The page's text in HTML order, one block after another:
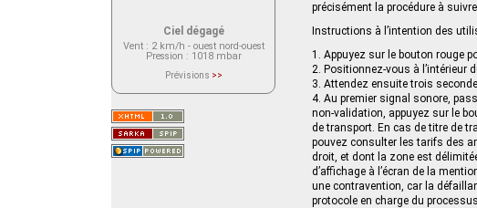
précisément la procédure à
Instructions à l’intention des
1. Appuyez sur le bouton rouge
2. Positionnez-vous à l’intérieur
3. Attendez ensuite trois
4. Au premier signal sonore,
non-validation, appuyez sur le
de transport. En cas de titre de
pouvez consulter les tarifs des
droit, et dont la zone est
d’affichage à l’écran de la
une contravention, car la
protocole en charge du
Ciel dégagé
Vent: 2 km/h - ouest nord-ouest
Pression : 1018 mbar
Prévisions >>
actuellement aucune prévision
Saint-Nom.
Veuillez consulter le message du
service ci-dessous.
(401 - Invalid API key. Please see
https://openweathermap.org/faq#error401